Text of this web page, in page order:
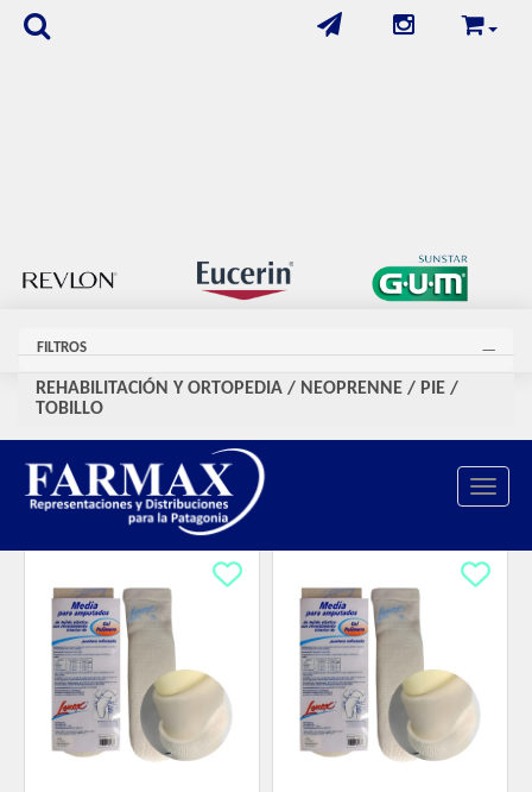
Toggle
FILTROS
REHABILITACIÓN Y ORTOPEDIA / NEOPRENNE / PIE /
TOBILLO
Se encontraron39 productos